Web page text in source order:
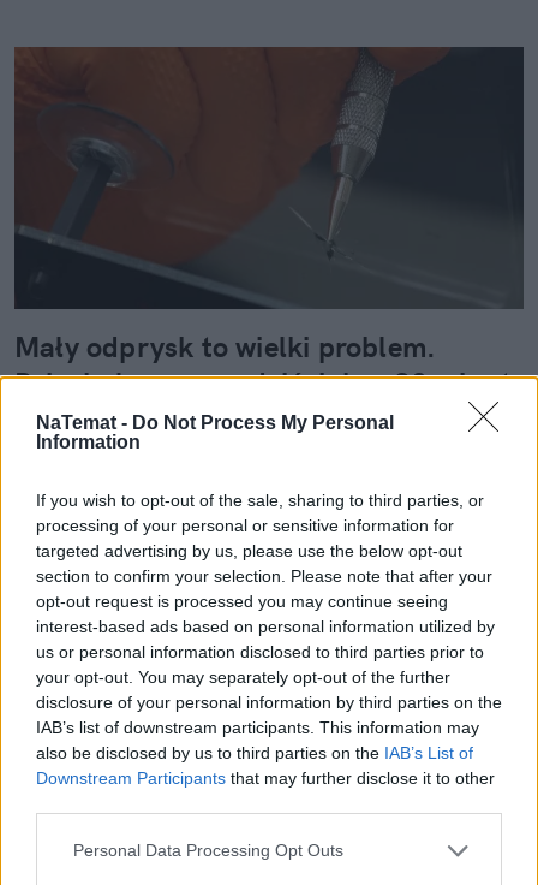
NaTemat - Do Not Process My Personal
Information
If you wish to opt-out of the sale, sharing to third parties, or
processing of your personal or sensitive information for
targeted advertising by us, please use the below opt-out
section to confirm your selection. Please note that after your
opt-out request is processed you may continue seeing
interest-based ads based on personal information utilized by
us or personal information disclosed to third parties prior to
your opt-out. You may separately opt-out of the further
disclosure of your personal information by third parties on the
IAB’s list of downstream participants. This information may
also be disclosed by us to third parties on the IAB’s List of
Downstream Participants that may further disclose it to other
Personal Data Processing Opt Outs
Mały odprysk to wielki problem.
Pojechałem sprawdzić, jak w 30 minut
uratować szybę (i portfel)
tam, nie widać, pojeżdżę tak jeszcze sezon" – myśli
wielu z nas. Sam tak kiedyś myślałem, dopóki nie
pogadałem z ekspertem. Prawda jest taka, że ten
mały odprysk na szybie to tykająca bomba. Gdy
wjedziesz w dziurę albo trafi cię nagła zmiana
temperatury, "pajączek" pójdzie dalej i zamiast
taniej naprawy, czeka cię kosztowna wymiana
szyby. Wybrałem się do serwisu Autoglass®, żeby
na własne oczy zobaczyć, jak profesjonaliści radzą
sobie z takimi uszkodzeniami.
Czytaj całość